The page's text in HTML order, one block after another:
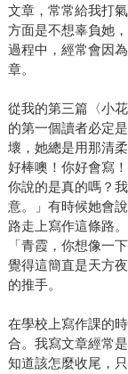
文章，常常給我打
方面是不想辜負她
過程中，經常會因
章。
從我的第三篇〈小
的第一個讀者必定
壞，她總是用那清
好棒噢！你好會寫
你說的是真的嗎？
意。」有時候她會
路走上寫作這條路
「青霞，你想像一
覺得這簡直是天方
的推手。
在學校上寫作課的
合。我寫文章經常
知道該怎麼收尾，